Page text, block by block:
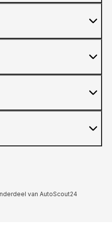
van AutoScout24